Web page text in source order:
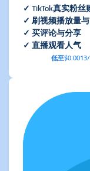
✓ TikTok真实粉丝
✓ 刷视频播放量
✓ 买评论与分享
✓ 直播观看人气
低至